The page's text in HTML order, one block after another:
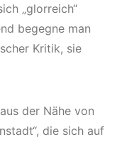
„glorreich“
begegne man
Kritik, sie
der Nähe von
die sich auf